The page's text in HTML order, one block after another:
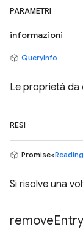
PARAMETRI
informazioni
QueryInfo
Le proprietà da
RESI
Promise<
Si risolve una
remove